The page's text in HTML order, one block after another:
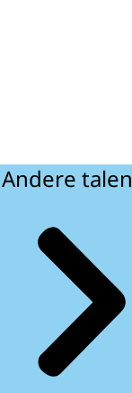
Andere talen